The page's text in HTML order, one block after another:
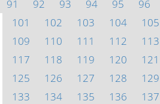
91
92 93 94 95 96
101
102 103 104 105
109
110 111 112 113
117
118 119 120 121
125
126 127 128 129
133
134 135 136 137